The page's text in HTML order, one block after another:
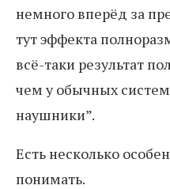
немного вперёд за
тут эффекта
всё-таки результат
чем у обычных
наушники”.
Есть несколько
понимать.